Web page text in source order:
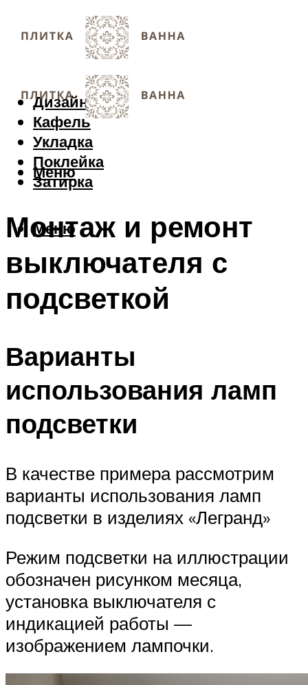
Дизайн
Кафель
Укладка
Поклейка
Затирка
Меню
Меню
Монтаж и ремонт
выключателя с
подсветкой
Варианты
использования ламп
подсветки
В качестве примера рассмотрим
варианты использования ламп
подсветки в изделиях «Легранд»
Режим подсветки на иллюстрации
обозначен рисунком месяца,
установка выключателя с
индикацией работы —
изображением лампочки.